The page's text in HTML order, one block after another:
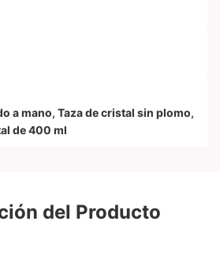
a mano, Taza de cristal sin plomo,
de 400 ml
del Producto